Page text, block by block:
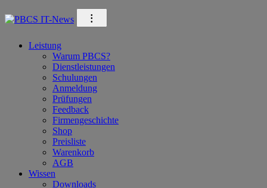
zum
⁝
Leistung
Warum PBCS?
Dienstleistungen
Schulungen
Anmeldung
Prüfungen
Feedback
Firmengeschichte
Shop
Preisliste
Warenkorb
AGB
Wissen
Downloads